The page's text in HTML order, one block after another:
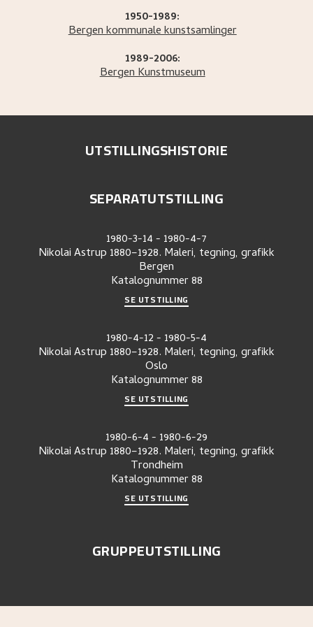
1950-1989:
Bergen kommunale kunstsamlinger
1989-2006:
Bergen Kunstmuseum
UTSTILLINGSHISTORIE
SEPARATUTSTILLING
1980-3-14- 1980-4-7
Nikolai Astrup 1880–1928. Maleri, tegning, grafikk
Bergen
Katalognummer88
SE UTSTILLING
1980-4-12- 1980-5-4
Nikolai Astrup 1880–1928. Maleri, tegning, grafikk
Oslo
Katalognummer88
SE UTSTILLING
1980-6-4- 1980-6-29
Nikolai Astrup 1880–1928. Maleri, tegning, grafikk
Trondheim
Katalognummer88
SE UTSTILLING
GRUPPEUTSTILLING